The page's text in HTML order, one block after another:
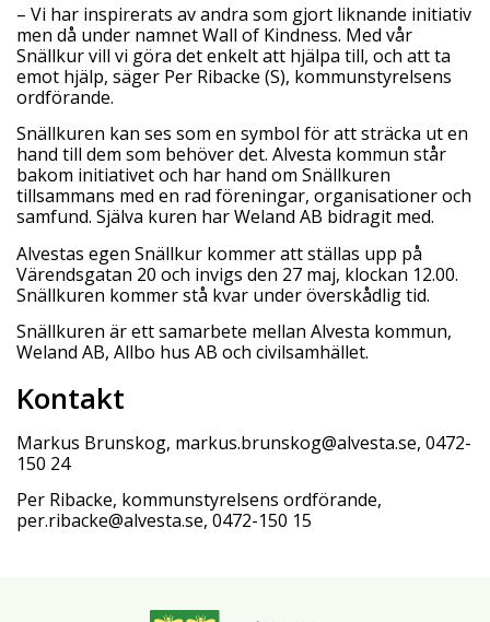
– Vi har inspirerats av andra som gjort liknande initiativ
men då under namnet Wall of Kindness. Med vår
Snällkur vill vi göra det enkelt att hjälpa till, och att ta
emot hjälp, säger Per Ribacke (S), kommunstyrelsens
ordförande.
Snällkuren kan ses som en symbol för att sträcka ut en
hand till dem som behöver det. Alvesta kommun står
bakom initiativet och har hand om Snällkuren
tillsammans med en rad föreningar, organisationer och
samfund. Själva kuren har Weland AB bidragit med.
Alvestas egen Snällkur kommer att ställas upp på
Värendsgatan 20 och invigs den 27 maj, klockan 12.00.
Snällkuren kommer stå kvar under överskådlig tid.
Snällkuren är ett samarbete mellan Alvesta kommun,
Weland AB, Allbo hus AB och civilsamhället.
Kontakt
Markus Brunskog, markus.brunskog@alvesta.se, 0472-
150 24
Per Ribacke, kommunstyrelsens ordförande,
per.ribacke@alvesta.se, 0472-150 15